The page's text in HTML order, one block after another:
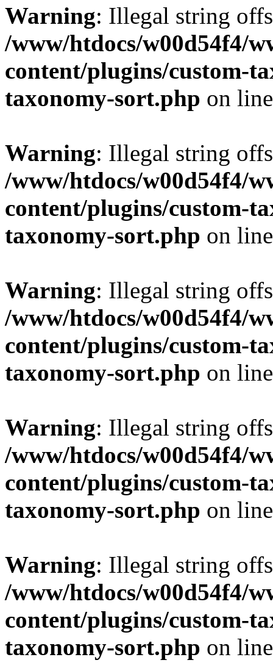
Warning: Illegal string
/www/htdocs/w00d54f4/
content/plugins/custom-
taxonomy-sort.php on
Warning: Illegal string
/www/htdocs/w00d54f4/
content/plugins/custom-
taxonomy-sort.php on
Warning: Illegal string
/www/htdocs/w00d54f4/
content/plugins/custom-
taxonomy-sort.php on
Warning: Illegal string
/www/htdocs/w00d54f4/
content/plugins/custom-
taxonomy-sort.php on
Warning: Illegal string
/www/htdocs/w00d54f4/
content/plugins/custom-
taxonomy-sort.php on